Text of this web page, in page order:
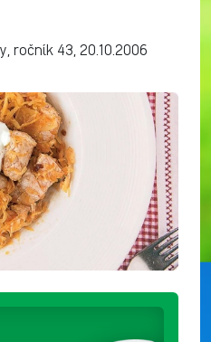
ročník 43, 20.10.2006